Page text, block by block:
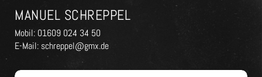
MANUEL SCHREPPEL
Mobil: 01609 024 34 50
E-Mail: schreppel@gmx.de